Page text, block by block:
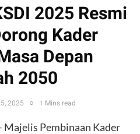
2025 Resmi
Kader
Depan
2050
2025 1 Mins read
Pembinaan Kader